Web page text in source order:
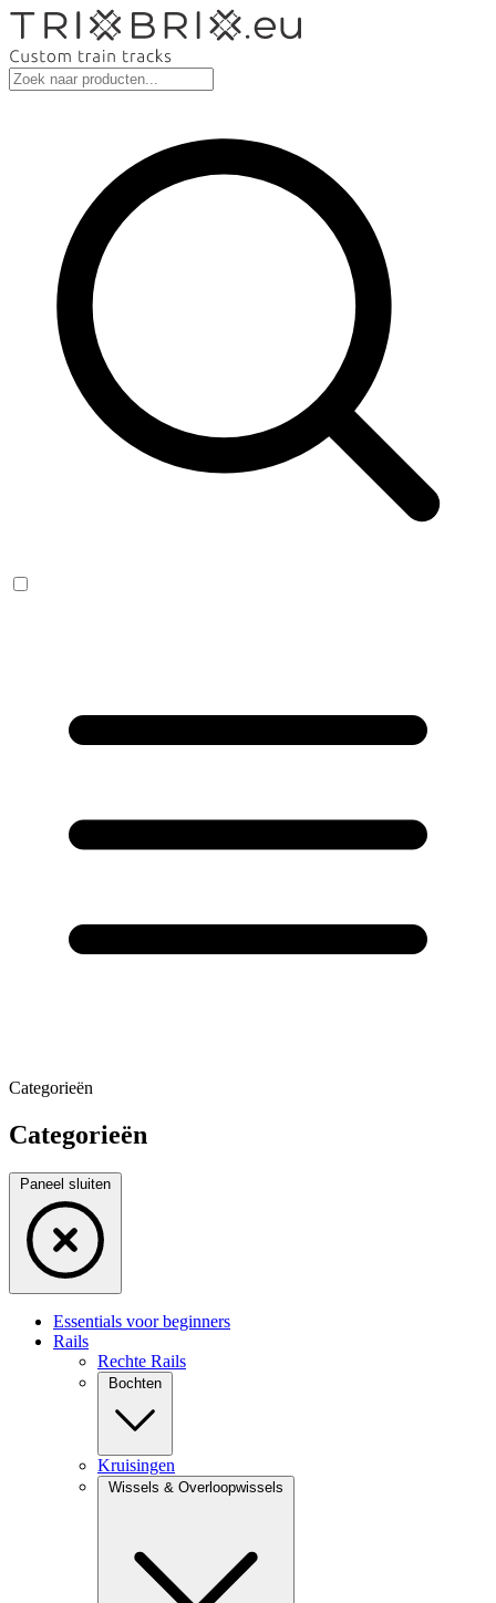
Categorieën
Categorieën
Paneel sluiten
Essentials voor beginners
Rails
Rechte Rails
Bochten
Kruisingen
Wissels & Overloopwissels